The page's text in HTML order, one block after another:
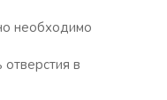
необходимо
в